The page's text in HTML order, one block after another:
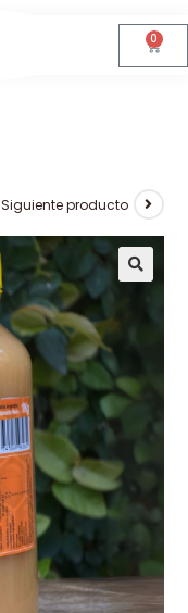
0
Siguiente producto